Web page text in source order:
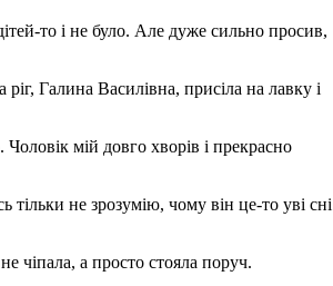
то і не було. Але дуже сильно просив,
Галина Василівна, присіла на лавку і
мій довго хворів і прекрасно
тільки не зрозумію, чому він це-то уві сні
чіпала, а просто стояла поруч.